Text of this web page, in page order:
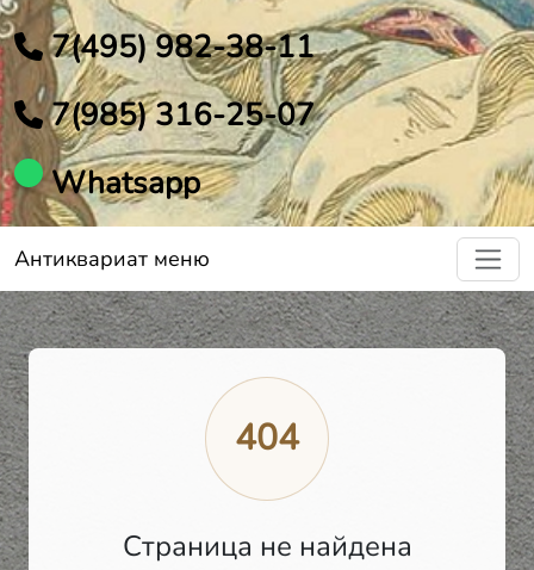
7(495) 982-38-11
7(985) 316-25-07
Whatsapp
Антиквариат меню
404
Страница не найдена